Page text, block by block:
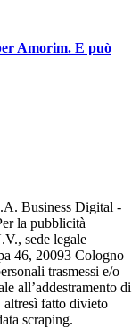
Amorim. E può
Business Digital -
la pubblicità
sede legale
46, 20093 Cologno
trasmessi e/o
all’addestramento di
altresì fatto divieto
scraping.